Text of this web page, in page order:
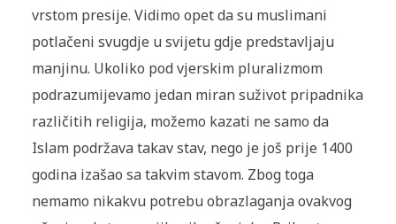
vrstom presije. Vidimo opet da su muslimani
potlačeni svugdje u svijetu gdje predstavljaju
manjinu. Ukoliko pod vjerskim pluraliz­mom
podrazumijevamo jedan miran suživot pripadnika
različitih re­ligija, možemo kazati ne samo da
Islam podržava takav stav, nego je još prije 1400
godina izašao sa takvim stavom. Zbog toga
nemamo nikakvu potrebu obrazlaganja ovakvog